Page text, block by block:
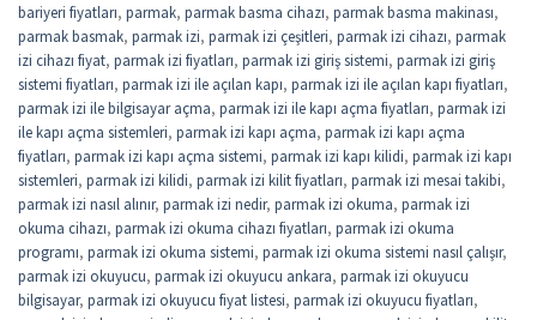
bariyeri fiyatları, parmak, parmak basma cihazı, parmak basma makinası,
parmak basmak, parmak izi, parmak izi çeşitleri, parmak izi cihazı, parmak
izi cihazı fiyat, parmak izi fiyatları, parmak izi giriş sistemi, parmak izi giriş
sistemi fiyatları, parmak izi ile açılan kapı, parmak izi ile açılan kapı fiyatları,
parmak izi ile bilgisayar açma, parmak izi ile kapı açma fiyatları, parmak izi
ile kapı açma sistemleri, parmak izi kapı açma, parmak izi kapı açma
fiyatları, parmak izi kapı açma sistemi, parmak izi kapı kilidi, parmak izi kapı
sistemleri, parmak izi kilidi, parmak izi kilit fiyatları, parmak izi mesai takibi,
parmak izi nasıl alınır, parmak izi nedir, parmak izi okuma, parmak izi
okuma cihazı, parmak izi okuma cihazı fiyatları, parmak izi okuma
programı, parmak izi okuma sistemi, parmak izi okuma sistemi nasıl çalışır,
parmak izi okuyucu, parmak izi okuyucu ankara, parmak izi okuyucu
bilgisayar, parmak izi okuyucu fiyat listesi, parmak izi okuyucu fiyatları,